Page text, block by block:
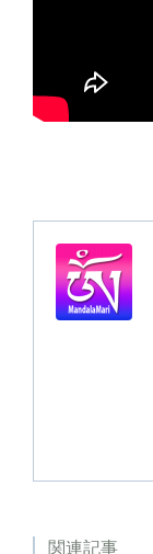
関連記事